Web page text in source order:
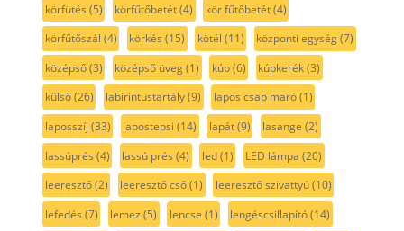
körfütés (5) körfűtőbetét(4) kör fűtőbetét(4)
körfűtőszál (4) körkés (15) kötél (11) központi egység(7)
középső(3) középső üveg(1) kúp(6) kúpkerék(3)
külső(26) labirintustartály(9) lapos csap maró(1)
laposszíj (33) lapostepsi (14) lapát(9) lasange (2)
lassúprés (4) lassú prés (4) led(1) LED lámpa (20)
leeresztő(2) leeresztő cső(1) leeresztő szivattyú(10)
lefedés (7) lemez (5) lencse (1) lengéscsillapító(14)